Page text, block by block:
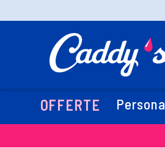
OFFERTE Persona